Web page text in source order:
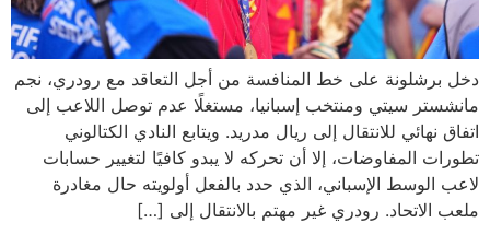
دخل برشلونة على خط المنافسة من أجل التعاقد مع رودري، نجم
مانشستر سيتي ومنتخب إسبانيا، مستغلًا عدم توصل اللاعب إلى
اتفاق نهائي للانتقال إلى ريال مدريد. ويتابع النادي الكتالوني
تطورات المفاوضات، إلا أن تحركه لا يبدو كافيًا لتغيير حسابات
لاعب الوسط الإسباني، الذي حدد بالفعل أولويته حال مغادرة
ملعب الاتحاد. رودري غير مهتم بالانتقال إلى […]